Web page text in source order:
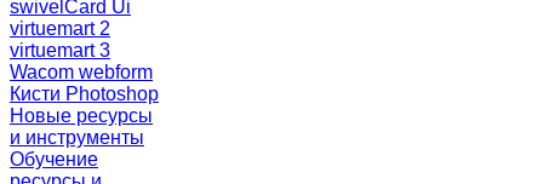
swivelCard Ui
virtuemart 2
virtuemart 3
Wacom webform
Кисти Photoshop
Новые ресурсы
и инструменты
Обучение